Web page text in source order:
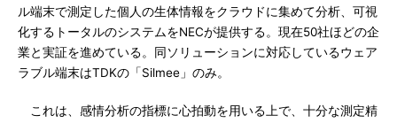
ル端末で測定した個人の生体情報をクラウドに集めて分析、可視
化するトータルのシステムをNECが提供する。現在50社ほどの企
業と実証を進めている。同ソリューションに対応しているウェア
ラブル端末はTDKの「Silmee」のみ。
これは、感情分析の指標に心拍動を用いる上で、十分な測定精